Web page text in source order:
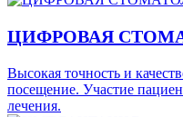
ЦИФРОВАЯ
Высокая точность и
посещение. Участие
лечения.